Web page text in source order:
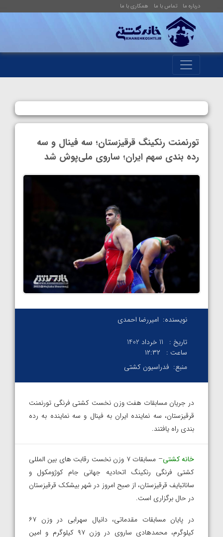
درباره ما تماس با ما همکاری با ما
تورنمنت رنکینگ قرقیزستان؛ سه فینال و سه
رده بندی سهم ایران؛ ساروی ملی‌پوش شد
نویسنده: امیررضا احمدی
تاریخ :
11 خرداد 1402
ساعت :
۱۲:۳۲
منبع: فدراسیون کشتی
در جریان مسابقات هفت وزن نخست کشتی فرنگی تورنمنت
قرقیزستان، سه نماینده ایران به فینال و سه نماینده به رده
بندی راه یافتند.
خانه کشتی
– مسابقات ۷ وزن نخست رقابت های بین المللی
کشتی فرنگی رنکینگ اتحادیه جهانی جام کوژومکول و
ساناتبایف قرقیزستان، از صبح امروز در شهر بیشکک قرقیزستان
در حال برگزاری است.
در پایان مسابقات مقدماتی، دانیال سهرابی در وزن ۶۷
کیلوگرم، محمدهادی ساروی در وزن ۹۷ کیلوگرم و امین